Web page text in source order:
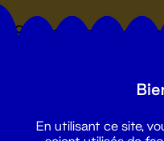
Suivez toutes
En utilisant ce site,